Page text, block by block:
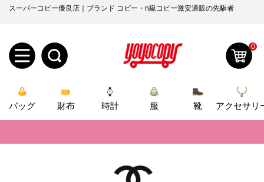
スーパーコピー優良店｜ブランド コピー・n級コピー激安通販の先駆者
規
ロ
0
バッグ 財布 時計 服 靴 アクセサリ
新作入荷！ルイ・ヴィトンスーパーコピー バッグ最新モデルが登場。